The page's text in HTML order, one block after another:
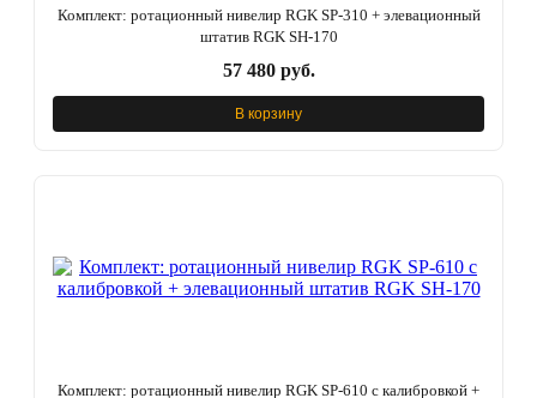
Комплект: ротационный нивелир RGK SP-310 + элевационный
штатив RGK SH-170
57 480 руб.
В корзину
Комплект: ротационный нивелир RGK SP-610 с калибровкой +